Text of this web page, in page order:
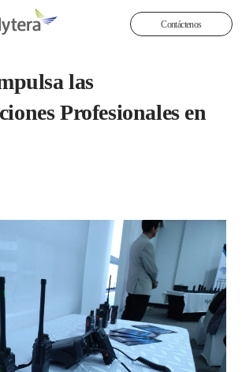
Contáctenos
las
Profesionales en